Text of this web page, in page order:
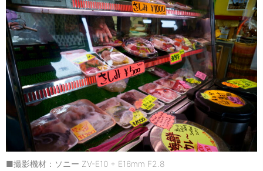
■撮影機材：ソニー ZV-E10 + E16mm F2.8